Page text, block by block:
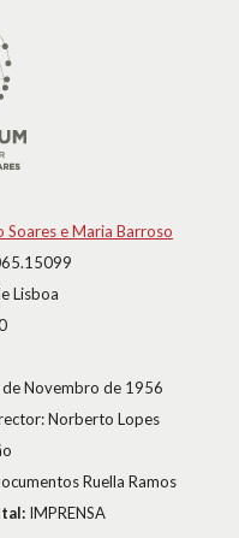
Soares e Maria Barroso
Lisboa
Novembro de 1956
Norberto Lopes
Ruella Ramos
IMPRENSA